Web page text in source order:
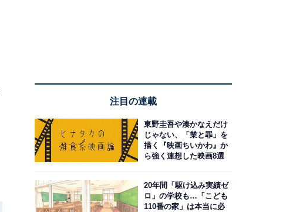
注目の連載
東野圭吾や湊かなえだけ
じゃない、「業と罪」を
描く『映画ちいかわ』か
ら強く連想した映画8選
20年間「駆け込み実績ゼ
ロ」の学校も…「こども
110番の家」は本当に必